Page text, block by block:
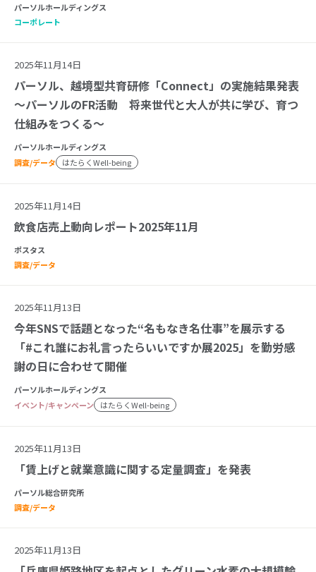
パーソルホールディングス
コーポレート
2025年11月14日
パーソル、越境型共育研修「Connect」の実施結果発表
～パーソルのFR活動 将来世代と大人が共に学び、育つ
仕組みをつくる～
パーソルホールディングス
調査/データ
はたらくWell-being
2025年11月14日
飲食店売上動向レポート2025年11月
ポスタス
調査/データ
2025年11月13日
今年SNSで話題となった“名もなき名仕事”を展示する
「#これ誰にお礼言ったらいいですか展2025」を勤労感
謝の日に合わせて開催
パーソルホールディングス
イベント/キャンペーン
はたらくWell-being
2025年11月13日
「賃上げと就業意識に関する定量調査」を発表
パーソル総合研究所
調査/データ
2025年11月13日